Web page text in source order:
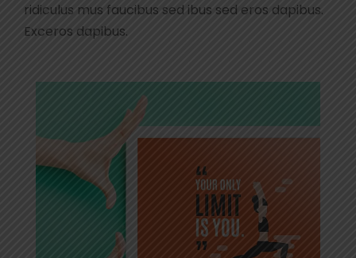
ridiculus mus faucibus sed ibus sed eros dapibus.
Exceros dapibus.